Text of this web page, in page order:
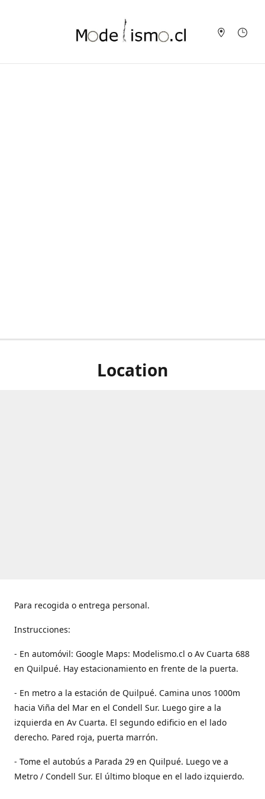
Location
Para recogida o entrega personal.
Instrucciones:
- En automóvil: Google Maps: Modelismo.cl o Av Cuarta 688
en Quilpué. Hay estacionamiento en frente de la puerta.
- En metro a la estación de Quilpué. Camina unos 1000m
hacia Viña del Mar en el Condell Sur. Luego gire a la
izquierda en Av Cuarta. El segundo edificio en el lado
derecho. Pared roja, puerta marrón.
- Tome el autobús a Parada 29 en Quilpué. Luego ve a
Metro / Condell Sur. El último bloque en el lado izquierdo.